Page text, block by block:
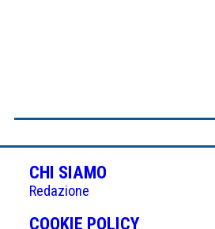
CHI SIAMO
Redazione
COOKIE POLICY(APRE